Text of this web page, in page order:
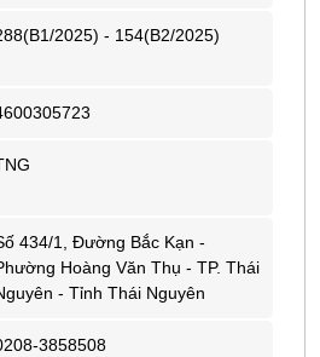
2025) - 154(B2/2025)
434/1, Đường Bắc Kạn -
Hoàng Văn Thụ - TP. Thái
- Tỉnh Thái Nguyên
3858508